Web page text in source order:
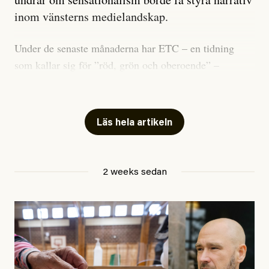
inom vänsterns medielandskap.
Under de senaste månaderna har ETC – en tidning
som kallar sig för ”röd, grön och oberoende” –
skriver för? Vad betyder det att vara en ”röd, grön och
oberoende” tidning? Och vad är egentligen bra
utpekas som israelisk infiltratör”. Enligt ingressen
handlar artikeln om en person vars ”bakgrund skapar
splittring och oro i rörelsen”. Problemet är att artikeln
skapar betydligt mer oro i palestinarörelsen – och den
Läs hela artikeln
2 weeks sedan